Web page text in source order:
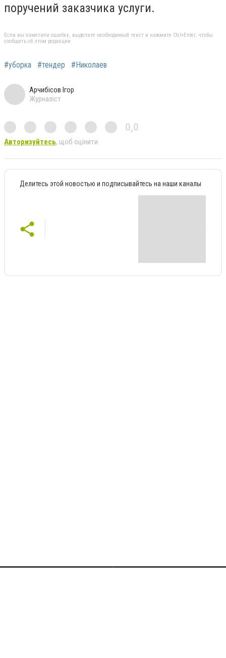
поручений заказчика услуги.
Если вы заметили ошибку, выделите необходимый текст и нажмите Ctrl+Enter, чтобы
сообщить об этом редакции
#уборка #тендер #Николаев
Арчибісов Ігор
Журналіст
0,0
Авторизуйтесь, щоб оцінити
Делитесь этой новостью и подписывайтесь на наши каналы